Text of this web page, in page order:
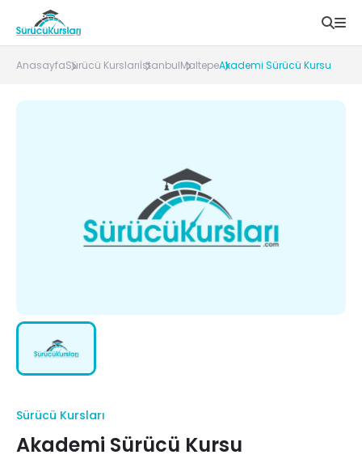
AnasayfaSürücü KurslarıİstanbulMaltepeAkademi Sürücü Kursu
Sürücü Kursları
Akademi Sürücü Kursu